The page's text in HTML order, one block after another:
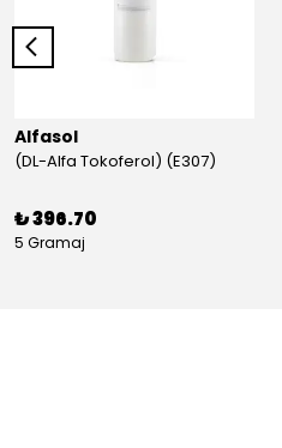
Alfasol
(DL-Alfa Tokoferol) (E307)
₺ 396.70
5 Gramaj